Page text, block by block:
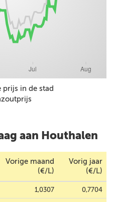
prijs in de stad
aan Houthalen
Vorige maand
(€/L)
Vorig jaar
(€/L)
1,0307 0,7704